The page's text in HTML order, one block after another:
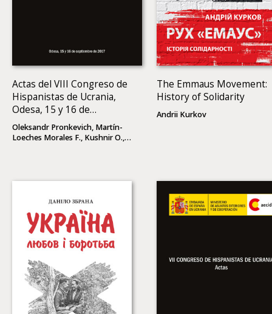
Actas del VIII Congreso de
Hispanistas de Ucrania,
Odesa, 15 y 16 de
septiembre de 2017
Oleksandr Pronkevich, Martín-
Loeches Morales F., Kushnir O.,
The Emmaus Movement:
History of Solidarity
Andrii Kurkov